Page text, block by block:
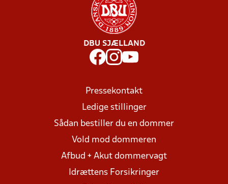
DBU SJÆLLAND
Pressekontakt
Ledige stillinger
Sådan bestiller du en dommer
Vold mod dommeren
Afbud + Akut dommervagt
Idrættens Forsikringer